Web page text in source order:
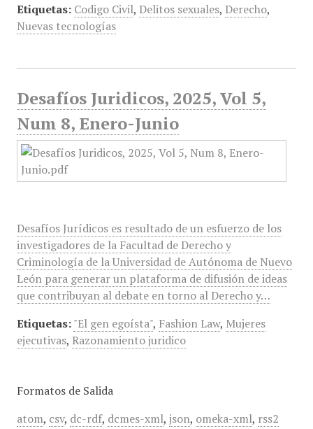
Etiquetas: Codigo Civil, Delitos sexuales, Derecho,
Nuevas tecnologías
Desafíos Juridicos, 2025, Vol 5,
Num 8, Enero-Junio
Desafíos Jurídicos es resultado de un esfuerzo de los
investigadores de la Facultad de Derecho y
Criminología de la Universidad de Autónoma de Nuevo
León para generar un plataforma de difusión de ideas
que contribuyan al debate en torno al Derecho y…
Etiquetas: "El gen egoísta", Fashion Law, Mujeres
ejecutivas, Razonamiento juridico
Formatos de Salida
atom, csv, dc-rdf, dcmes-xml, json, omeka-xml, rss2